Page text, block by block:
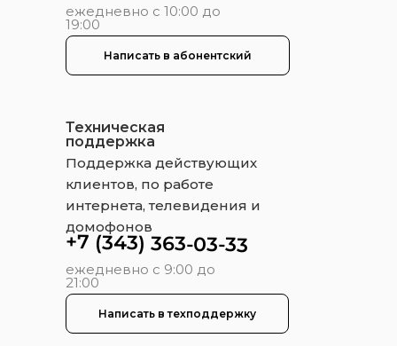
Написать в абонентский
ежедневно с 10:00 до
19:00
Написать в техподдержку
Техническая
поддержка
+7 (343) 363-03-33
ежедневно с 9:00 до
21:00
Поддержка действующих
клиентов, по работе
интернета, телевидения и
домофонов